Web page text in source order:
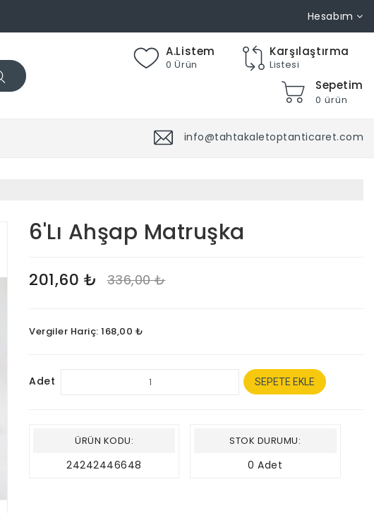
Hesabım
A.Listem
0 Ürün
Karşılaştırma
Listesi
Sepetim
0 ürün
info@tahtakaletoptanticaret.com
6'lı Ahşap Matruşka
201,60 ₺ 336,00 ₺
Vergiler Hariç: 168,00 ₺
Adet SEPETE EKLE
ÜRÜN KODU:
24242446648
STOK DURUMU:
0 Adet